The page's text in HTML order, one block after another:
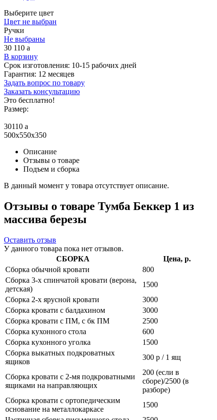
Выберите цвет
Цвет не выбран
Ручки
Не выбраны
30 110 a
В корзину
Срок изготовления: 10-15 рабочих дней
Гарантия: 12 месяцев
Задать вопрос по товару
Заказать консультацию
Это бесплатно!
Размер:
30110 a
500x550x350
Описание
Отзывы о товаре
Подъем и сборка
В данный момент у товара отсутствует описание.
Отзывы о товаре Тумба Беккер 1 из
массива березы
Оставить отзыв
У данного товара пока нет отзывов.
СБОРКА
Цена, р.
Сборка обычной кровати
800
Сборка 3-х спинчатой кровати (верона,
детская)
1500
Сборка 2-х ярусной кровати
3000
Сборка кровати с балдахином
3000
Сборка кровати с ПМ, с бк ПМ
2500
Сборка кухонного стола
600
Сборка кухонного уголка
1500
Сборка выкатных подкроватных
ящиков
300 р / 1 ящ
Сборка кровати с 2-мя подкроватными
ящиками на направляющих
200 (если в
сборе)/2500 (в
разборе)
Сборка кровати с ортопедическим
основание на металлокаркасе
1500